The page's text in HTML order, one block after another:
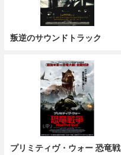
叛逆のサウンドトラック
プリミティヴ・ウォー 恐竜戦